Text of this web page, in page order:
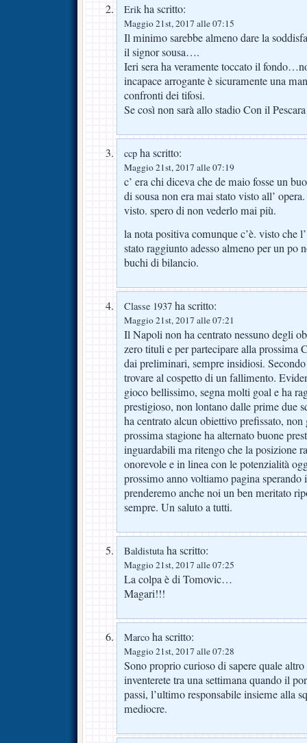
Erik ha scritto:
Maggio 21st, 2017 alle 07:15
Il minimo sarebbe almeno dare la
il signor sousa….
Ieri sera ha veramente toccato il
incapace arrogante è sicuramente una
confronti dei tifosi.
Se così non sarà allo stadio Con il
ccp ha scritto:
Maggio 21st, 2017 alle 07:19
c’ era chi diceva che de maio fosse un
di sousa non era mai stato visto all’
visto. spero di non vederlo mai più.
la nota positiva comunque c’è. visto che
stato raggiunto adesso almeno per un po
buchi di bilancio.
Classe 1937 ha scritto:
Maggio 21st, 2017 alle 07:21
Il Napoli non ha centrato nessuno degli
zero tituli e per partecipare alla prossima
dai preliminari, sempre insidiosi.
trovare al cospetto di un fallimento.
gioco bellissimo, segna molti goal e ha
prestigioso, non lontano dalle prime due
ha centrato alcun obiettivo prefissato,
prossima stagione ha alternato buone
inguardabili ma ritengo che la posizione
onorevole e in linea con le potenzialità
prossimo anno voltiamo pagina
prenderemo anche noi un ben meritato
sempre. Un saluto a tutti.
Baldistutaha scritto:
Maggio 21st, 2017 alle 07:25
La colpa è di Tomovic…
Magari!!!
Marco ha scritto:
Maggio 21st, 2017 alle 07:28
Sono proprio curioso di sapere quale
inventerete tra una settimana quando il
passi, l’ultimo responsabile insieme alla
mediocre.